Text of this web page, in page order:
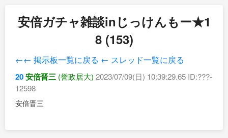
安倍ガチャ雑談inじっけんもー★1
8 (153)
←← 掲示板一覧に戻る ← スレッド一覧に戻る
20安倍晋三 (誉政居大) 2023/07/09(日) 10:39:29.65 ID:???-
12598
安倍晋三